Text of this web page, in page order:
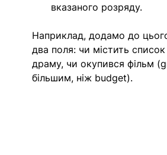
вказаного розряду.
Наприклад, додамо до
два поля: чи містить
драму, чи окупився фільм
більшим, ніж budget).